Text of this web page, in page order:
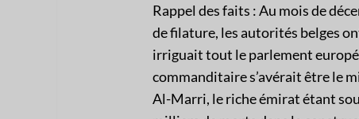
Rappel des faits : Au mois de
de filature, les autorités belges
irriguait tout le parlement
commanditaire s’avérait être le
Al-Marri, le riche émirat étant